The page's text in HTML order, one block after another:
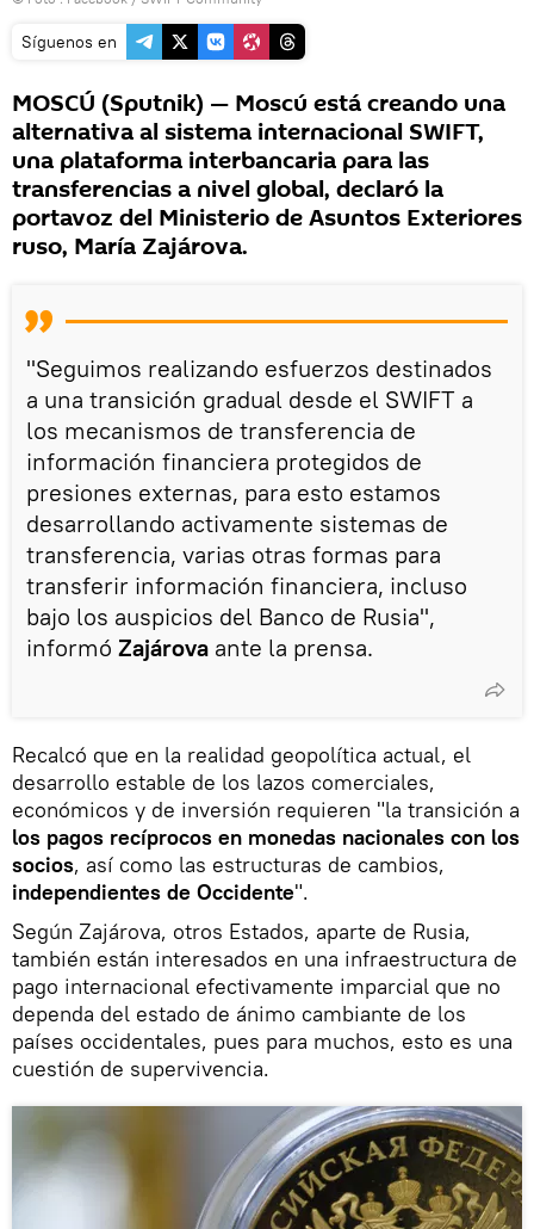
Síguenos en
MOSCÚ (Sputnik) — Moscú está creando una
alternativa al sistema internacional SWIFT,
una plataforma interbancaria para las
transferencias a nivel global, declaró la
portavoz del Ministerio de Asuntos Exteriores
ruso, María Zajárova.
"Seguimos realizando esfuerzos destinados
a una transición gradual desde el SWIFT a
los mecanismos de transferencia de
información financiera protegidos de
presiones externas, para esto estamos
desarrollando activamente sistemas de
transferencia, varias otras formas para
transferir información financiera, incluso
bajo los auspicios del Banco de Rusia",
informó Zajárova ante la prensa.
Recalcó que en la realidad geopolítica actual, el
desarrollo estable de los lazos comerciales,
económicos y de inversión requieren "la transición a
los pagos recíprocos en monedas nacionales con los
socios, así como las estructuras de cambios,
independientes de Occidente".
Según Zajárova, otros Estados, aparte de Rusia,
también están interesados en una infraestructura de
pago internacional efectivamente imparcial que no
dependa del estado de ánimo cambiante de los
países occidentales, pues para muchos, esto es una
cuestión de supervivencia.